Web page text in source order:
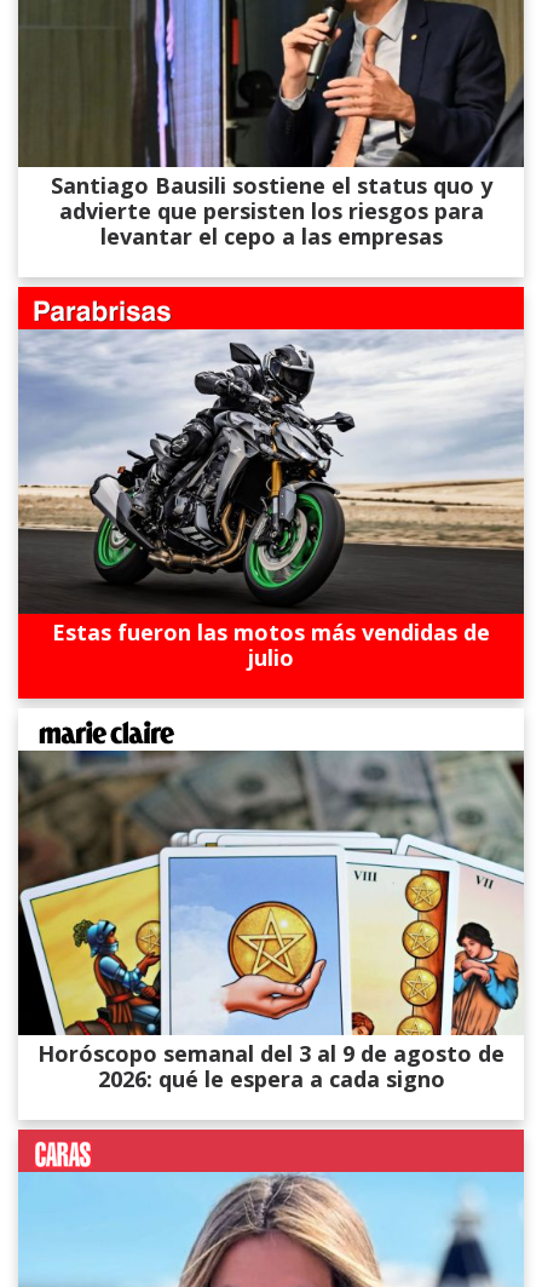
Santiago Bausili sostiene el status quo y
advierte que persisten los riesgos para
levantar el cepo a las empresas
Estas fueron las motos más vendidas de
julio
Horóscopo semanal del 3 al 9 de agosto de
2026: qué le espera a cada signo